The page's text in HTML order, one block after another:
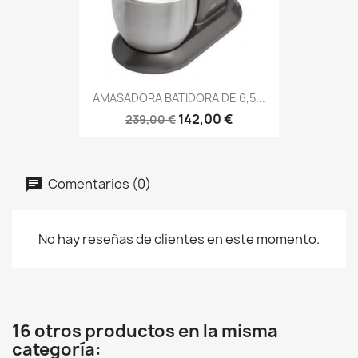
AMASADORA BATIDORA DE 6,5...
239,00 € 142,00 €
Comentarios (0)
No hay reseñas de clientes en este momento.
16 otros productos en la misma
categoría: